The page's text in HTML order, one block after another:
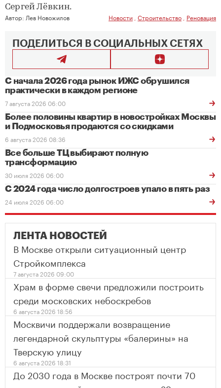
Сергей Лёвкин.
Автор: Лев Новожилов Новости Строительство Реновация
ПОДЕЛИТЬСЯ В СОЦИАЛЬНЫХ СЕТЯХ
С начала 2026 года рынок ИЖС обрушился
практически в каждом регионе
7 августа 2026 06:00
Более половины квартир в новостройках Москвы
и Подмосковья продаются со скидками
6 августа 2026 08:36
Все больше ТЦ выбирают полную
трансформацию
30 июля 2026 06:00
С 2024 года число долгостроев упало в пять раз
24 июля 2026 06:00
ЛЕНТА НОВОСТЕЙ
В Москве открыли ситуационный центр
Стройкомплекса
7 августа 2026 09:00
Храм в форме свечи предложили построить
среди московских небоскребов
6 августа 2026 18:56
Москвичи поддержали возвращение
легендарной скульптуры «балерины» на
Тверскую улицу
6 августа 2026 18:31
До 2030 года в Москве построят почти 70